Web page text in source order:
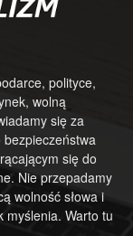
polityce,
wolną
się za
się do
Nie przepadamy
wolność słowa i
myślenia. Warto tu